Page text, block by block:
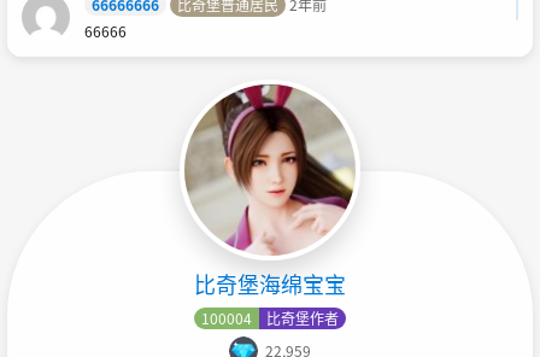
66666
比奇堡海绵宝宝
100004
比奇堡作者
22,959